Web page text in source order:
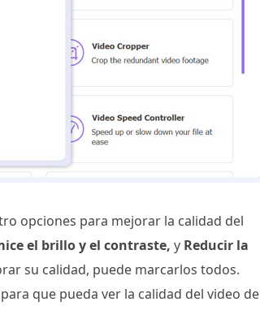
opciones para mejorar la calidad del
el brillo y el contraste, y Reducir la
su calidad, puede marcarlos todos.
que pueda ver la calidad del video de